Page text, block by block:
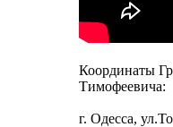
Координаты
Тимофеевича:
г. Одесса,